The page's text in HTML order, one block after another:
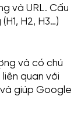
và URL. Cấu
H2, H3…)
và có chú
quan với
giúp Google